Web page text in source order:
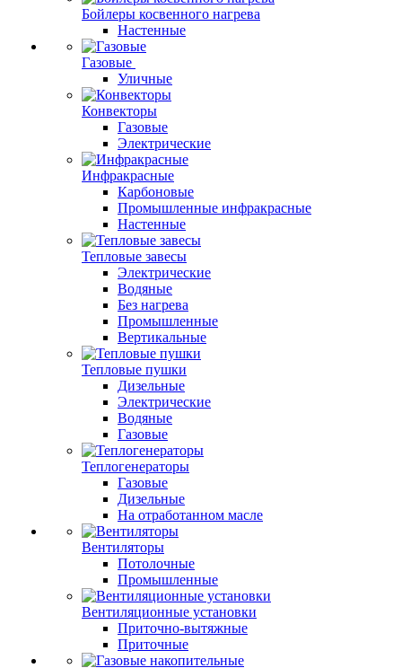
Бойлеры косвенного нагрева
Настенные
Газовые
Уличные
Конвекторы
Газовые
Электрические
Инфракрасные
Карбоновые
Промышленные инфракрасные
Настенные
Тепловые завесы
Электрические
Водяные
Без нагрева
Промышленные
Вертикальные
Тепловые пушки
Дизельные
Электрические
Водяные
Газовые
Теплогенераторы
Газовые
Дизельные
На отработанном масле
Вентиляторы
Потолочные
Промышленные
Вентиляционные установки
Приточно-вытяжные
Приточные